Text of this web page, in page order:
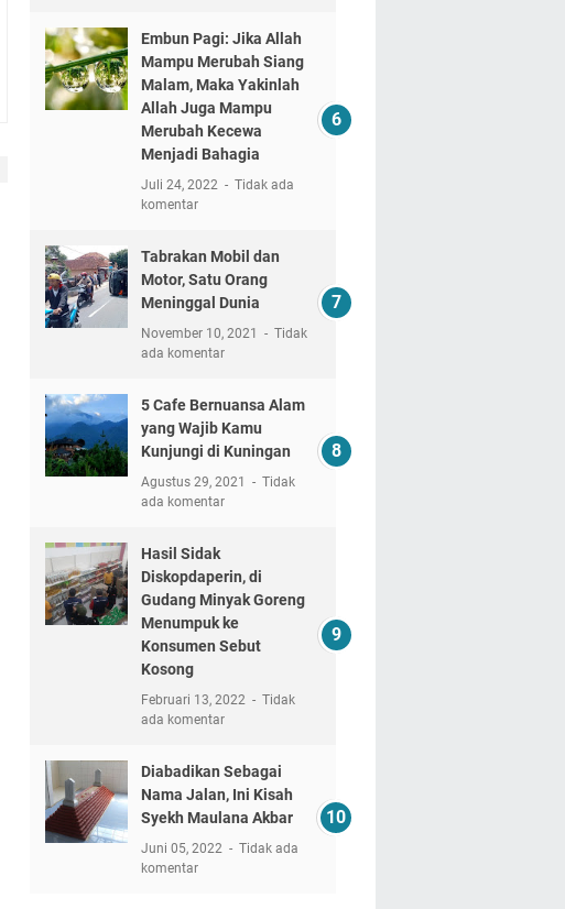
Embun Pagi: Jika Allah
Mampu Merubah Siang
Malam, Maka Yakinlah
Allah Juga Mampu
Merubah Kecewa
Menjadi Bahagia
Juli 24, 2022
Tidak ada
komentar
Tabrakan Mobil dan
Motor, Satu Orang
Meninggal Dunia
November 10, 2021
Tidak
ada komentar
5 Cafe Bernuansa Alam
yang Wajib Kamu
Kunjungi di Kuningan
Agustus 29, 2021
Tidak
ada komentar
Hasil Sidak
Diskopdaperin, di
Gudang Minyak Goreng
Menumpuk ke
Konsumen Sebut
Kosong
Februari 13, 2022
Tidak
ada komentar
Diabadikan Sebagai
Nama Jalan, Ini Kisah
Syekh Maulana Akbar
Juni 05, 2022
Tidak ada
komentar